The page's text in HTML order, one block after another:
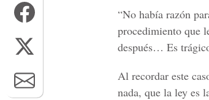
“No había razón
procedimiento que
después… Es
Al recordar este
nada, que la ley es